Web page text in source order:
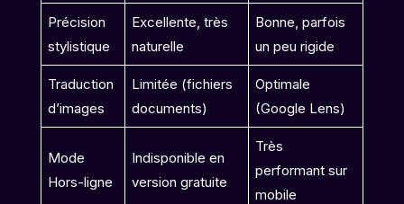
Précision
stylistique
Excellente, très
naturelle
Bonne, parfois
un peu rigide
Traduction
d’images
Limitée (fichiers
documents)
Optimale
(Google Lens)
Mode
Hors-ligne
Indisponible en
version gratuite
Très
performant sur
mobile